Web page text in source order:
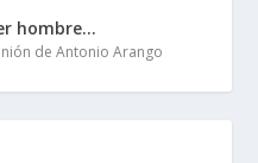
hombre…
de Antonio Arango